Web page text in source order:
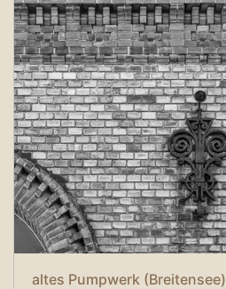
altes Pumpwerk (Breitensee)